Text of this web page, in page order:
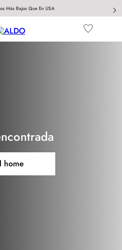
Más Bajos Que En USA
home